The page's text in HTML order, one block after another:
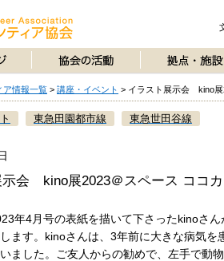
ア情報一覧 > 講座・イベント > イラスト展示会 kino展
東急田園都市線 東急世田谷線
会 kino展2023＠スペース ココカ
年4月号の表紙を描いて下さったkinoさ
ます。kinoさんは、3年前に大きな病気
ました。ご友人からの勧めで、左手で動